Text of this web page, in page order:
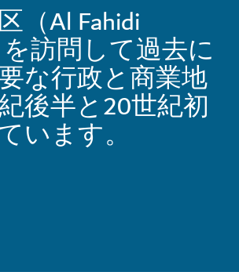
（Al Fahidi
訪問して過去に
な行政と商業地
後半と20世紀初
います。